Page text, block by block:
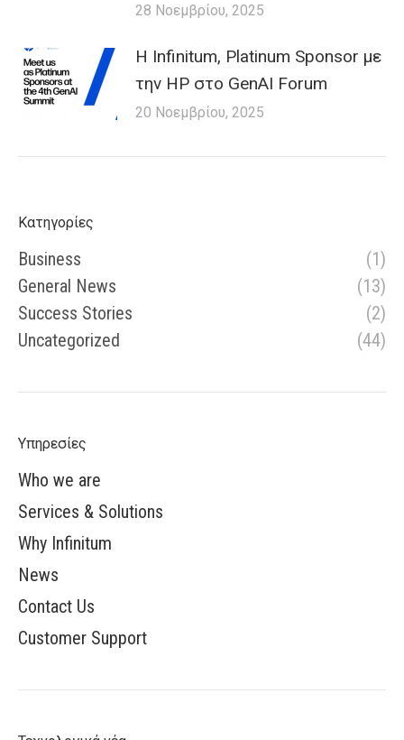
28 Νοεμβρίου, 2025
Η Infinitum, Platinum Sponsor με
την HP στο GenAI Forum
20 Νοεμβρίου, 2025
Κατηγορίες
Business
(1)
General News
(13)
Success Stories
(2)
Uncategorized
(44)
Υπηρεσίες
Who we are
Services & Solutions
Why Infinitum
News
Contact Us
Customer Support